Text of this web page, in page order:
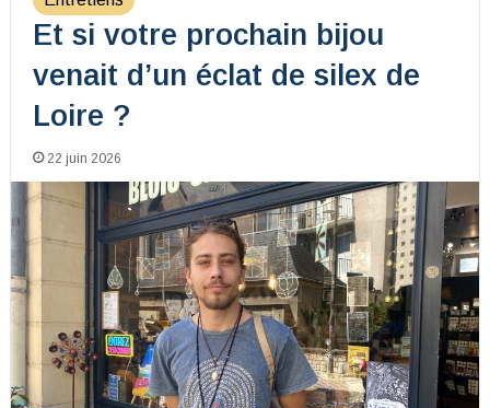
Et si votre prochain bijou
venait d’un éclat de silex de
Loire ?
22 juin 2026